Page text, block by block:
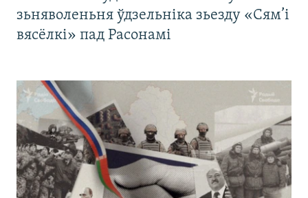
зьняволеньня ўдзельніка зьезду «Сям’і
вясёлкі» пад Расонамі